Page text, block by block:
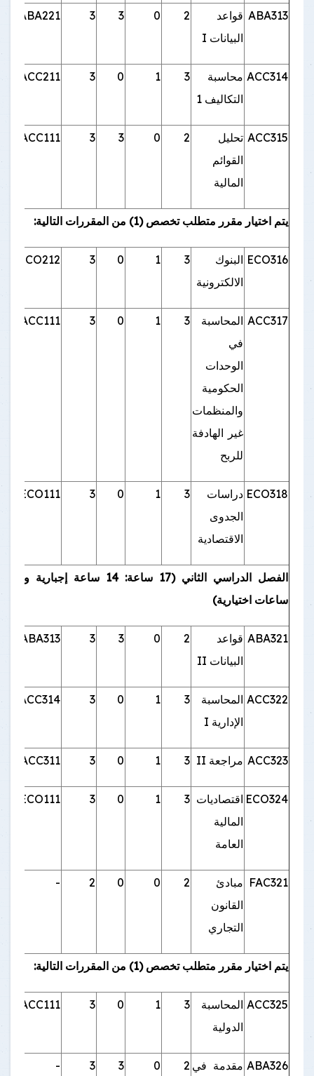
ABA313 قواعد
البيانات I
2
0
3
3
ABA221
ACC314 محاسبة
التكاليف 1
3
1
0
3
ACC211
ACC315 تحليل
القوائم
المالية
2
0
3
3
ACC111
يتم اختيار مقرر متطلب تخصص (1) من المقررات التالية:
ECO316 البنوك
الالكترونية
3
1
0
3
ECO212
ACC317 المحاسبة
في
الوحدات
الحكومية
والمنظمات
غير الهادفة
للربح
3
1
0
3
ACC111
ECO318 دراسات
الجدوى
الاقتصادية
3
1
0
3
ECO111
ساعات اختيارية)
ABA321 قواعد
البيانات II
2
0
3
3
ABA313
ACC322 المحاسبة
الإدارية I
3
1
0
3
ACC314
ACC323 مراجعة II 3
1
0
3
ACC311
ECO324 اقتصاديات
المالية
العامة
3
1
0
3
ECO111
FAC321 مبادئ
القانون
التجاري
2
0
0
2
-
يتم اختيار مقرر متطلب تخصص (1) من المقررات التالية:
ACC325 المحاسبة
الدولية
3
1
0
3
ACC111
ABA326 مقدمة في 2
0
3
3
-